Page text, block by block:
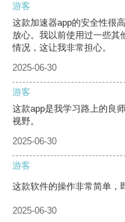
游客
这款加速器app的安全性很
放心。我以前使用过一些其
情况，这让我非常担心。
2025-06-30
游客
这款app是我学习路上的良
视野。
2025-06-30
游客
这款软件的操作非常简单，
2025-06-30